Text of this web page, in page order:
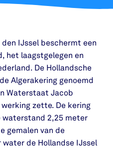
den IJssel beschermt een
het laagstgelegen en
De Hollandsche
Algerakering genoemd
Waterstaat Jacob
zette. De kering
waterstand 2,25 meter
gemalen van de
de Hollandse IJssel